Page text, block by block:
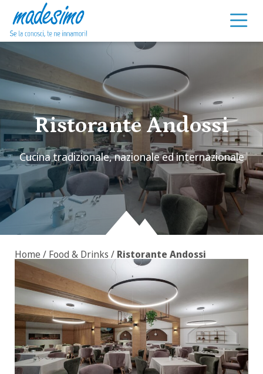
Vai al contenuto
Ristorante Andossi
Cucina tradizionale, nazionale ed internazionale
Home / Food & Drinks / Ristorante Andossi